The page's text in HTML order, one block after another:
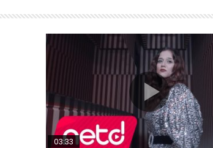
Daha sonra izle
03:33